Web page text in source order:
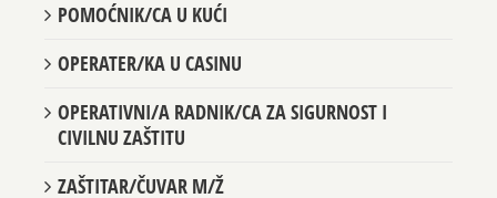
POMOĆNIK/CA U KUĆI
OPERATER/KA U CASINU
OPERATIVNI/A RADNIK/CA ZA SIGURNOST I
CIVILNU ZAŠTITU
ZAŠTITAR/ČUVAR M/Ž